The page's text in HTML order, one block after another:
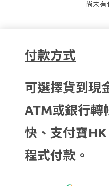
尚未有
付款方式
可選擇貨到現
ATM或銀行轉
快、支付寶
程式付款。